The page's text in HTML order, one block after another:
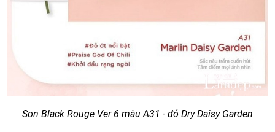
Son Black Rouge Ver 6 màu A31 - đỏ Dry Daisy Garden